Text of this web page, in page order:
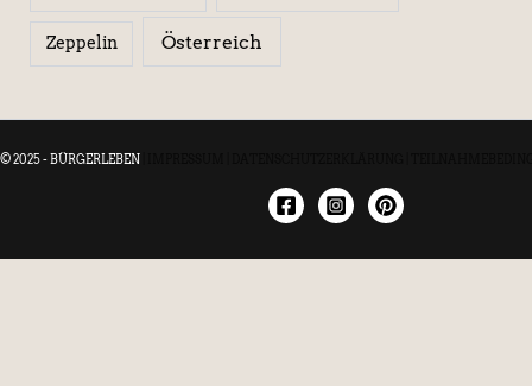
Zeppelin Österreich
© 2025 - BÜRGERLEBEN